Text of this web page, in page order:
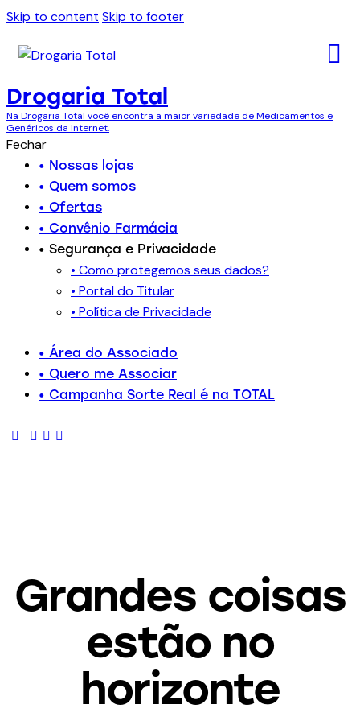
Skip to content Skip to footer
Drogaria Total
Na Drogaria Total você encontra a maior variedade de Medicamentos e
Genéricos da Internet.
Fechar
• Nossas lojas
• Quem somos
• Ofertas
• Convênio Farmácia
• Segurança e Privacidade
• Como protegemos seus dados?
• Portal do Titular
• Política de Privacidade
• Área do Associado
• Quero me Associar
• Campanha Sorte Real é na TOTAL
Grandes coisas
estão no
horizonte